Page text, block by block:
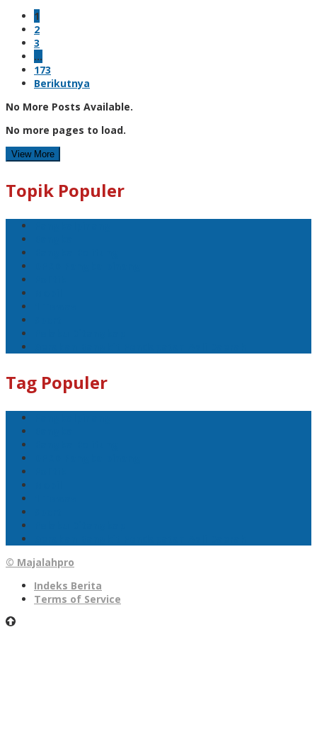
1
2
3
…
173
Berikutnya
No More Posts Available.
No more pages to load.
View More
Topik Populer
Tag Populer
© Majalahpro
Indeks Berita
Terms of Service